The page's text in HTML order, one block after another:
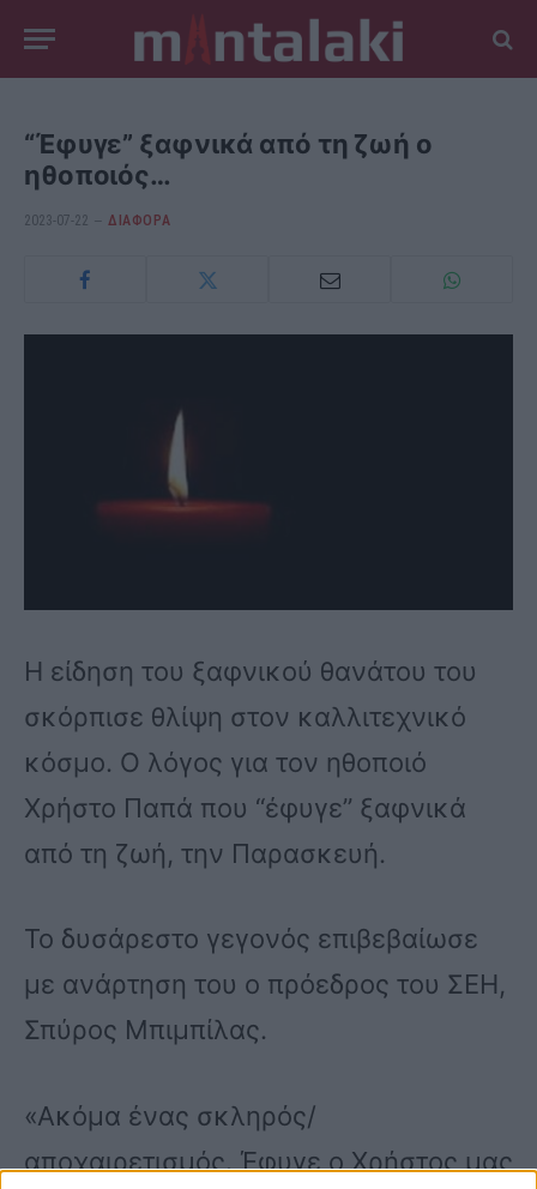
“Έφυγε” ξαφνικά από τη ζωή ο
ηθοποιός…
2023-07-22 ΔΙΆΦΟΡΑ
Η είδηση του ξαφνικού θανάτου του
σκόρπισε θλίψη στον καλλιτεχνικό
κόσμο. Ο λόγος για τον ηθοποιό
Χρήστο Παπά που “έφυγε” ξαφνικά
από τη ζωή, την Παρασκευή.
Το δυσάρεστο γεγονός επιβεβαίωσε
με ανάρτηση του ο πρόεδρος του ΣΕΗ,
Σπύρος Μπιμπίλας.
«Ακόμα ένας σκληρός/
αποχαιρετισμός. Έφυγε ο Χρήστος μας